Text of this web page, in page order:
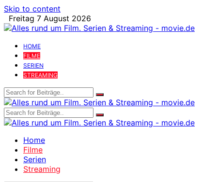
Skip to content
Freitag 7 August 2026
HOME
FILME
SERIEN
STREAMING
Home
Filme
Serien
Streaming